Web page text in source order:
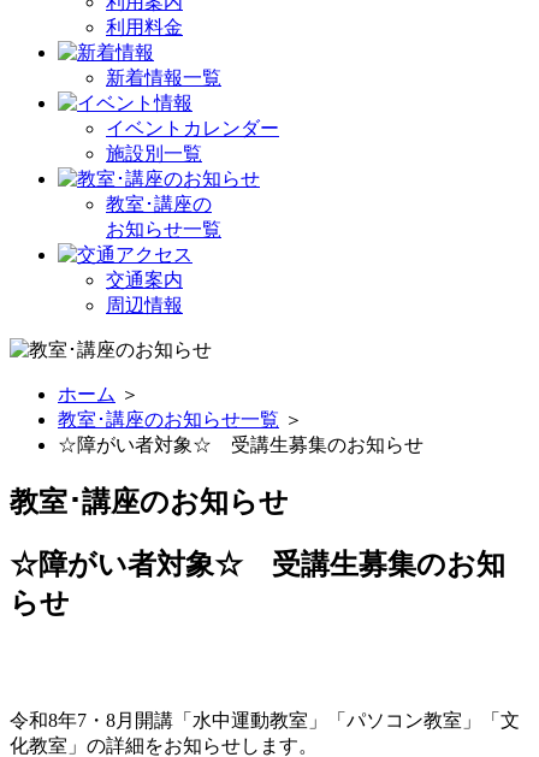
利用料金
新着情報一覧
イベントカレンダー
施設別一覧
教室･講座の
お知らせ一覧
交通案内
周辺情報
ホーム ＞
教室･講座のお知らせ一覧 ＞
☆障がい者対象☆ 受講生募集のお知らせ
教室･講座のお知らせ
☆障がい者対象☆ 受講生募集のお知
らせ
令和8年7・8月開講「水中運動教室」「パソコン教室」「文
化教室」の詳細をお知らせします。